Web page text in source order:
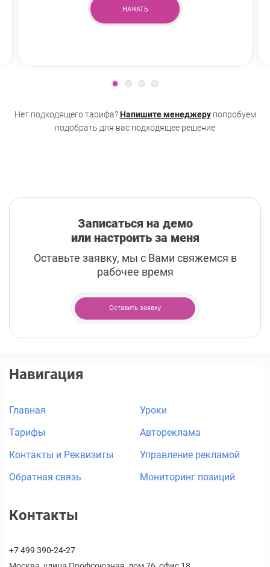
НАЧАТЬ
Нет подходящего тарифа?Напишите менеджерупопробуем
подобрать для вас подходящее решение
Записаться на демо
или настроить за меня
Оставьте заявку, мы с Вами свяжемся в
рабочее время
Оставить заявку
Навигация
Главная
Тарифы
Контакты и Реквизиты
Обратная связь
Уроки
Автореклама
Управление рекламой
Мониторинг позиций
Контакты
+7 499 390-24-27